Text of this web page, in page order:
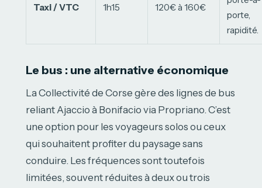
Taxi / VTC 1h15 120€ à 160€
porte,
rapidité.
Le bus : une alternative économique
La Collectivité de Corse gère des lignes de bus
reliant Ajaccio à Bonifacio via Propriano. C’est
une option pour les voyageurs solos ou ceux
qui souhaitent profiter du paysage sans
conduire. Les fréquences sont toutefois
limitées, souvent réduites à deux ou trois